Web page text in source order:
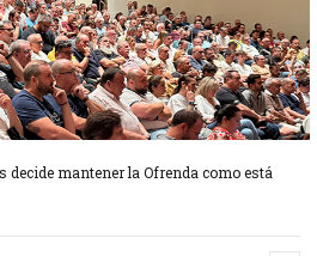
decide mantener la Ofrenda como está
por el sector Olivereta
por el sector Sector La Seu-La Xerea-El